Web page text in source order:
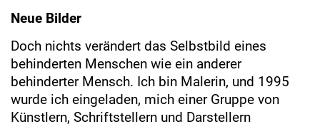
Neue Bilder
Doch nichts verändert das Selbstbild eines
behinderten Menschen wie ein anderer
behinderter Mensch. Ich bin Malerin, und 1995
wurde ich eingeladen, mich einer Gruppe von
Künstlern, Schriftstellern und Darstellern